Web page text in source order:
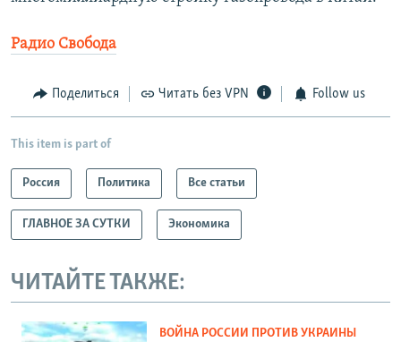
Радио Свобода
Поделиться Читать без VPN Follow us
This item is part of
Россия Политика Все статьи
ГЛАВНОЕ ЗА СУТКИ Экономика
ЧИТАЙТЕ ТАКЖЕ:
ВОЙНА РОССИИ ПРОТИВ УКРАИНЫ